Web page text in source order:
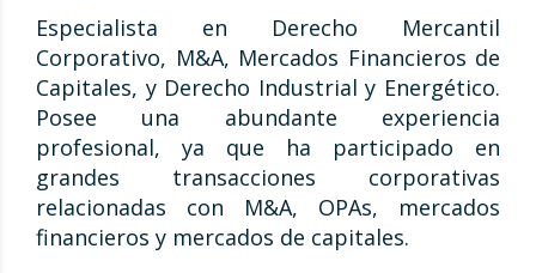
Especialista en Derecho Mercantil
Corporativo, M&A, Mercados Financieros de
Capitales, y Derecho Industrial y Energético.
Posee una abundante experiencia
profesional, ya que ha participado en
grandes transacciones corporativas
relacionadas con M&A, OPAs, mercados
financieros y mercados de capitales.